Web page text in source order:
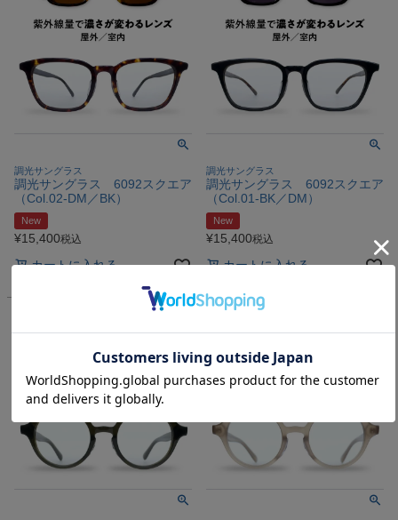
調光サングラス
調光サングラス 6092スクエア
（Col.02‐DM／BK）
New
¥15,400税込
カートに入れる
調光サングラス
調光サングラス 6092スクエア
（Col.01‐BK／DM）
New
¥15,400税込
カートに入れる